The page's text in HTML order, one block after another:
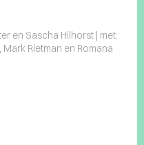
en Sascha Hilhorst | met:
Rietman en Romana